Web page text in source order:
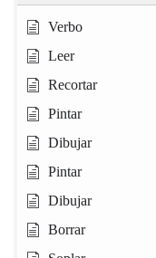
Verbo
Leer
Recortar
Pintar
Dibujar
Pintar
Dibujar
Borrar